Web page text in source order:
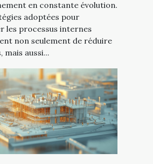
en constante évolution.
adoptées pour
les processus internes
non seulement de réduire
mais aussi...